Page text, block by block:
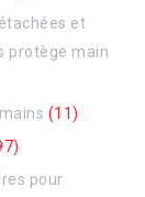
et
protège main
(11)
pour